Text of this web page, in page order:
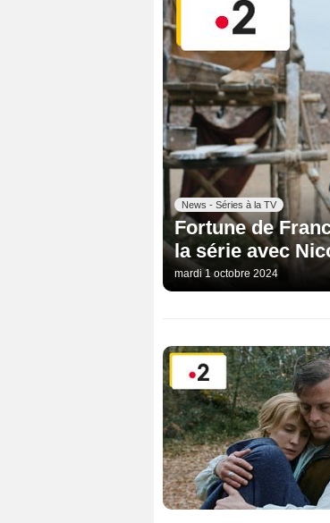
News - Séries à la TV
Fortune de
la série avec
mardi 1 octobre 2024